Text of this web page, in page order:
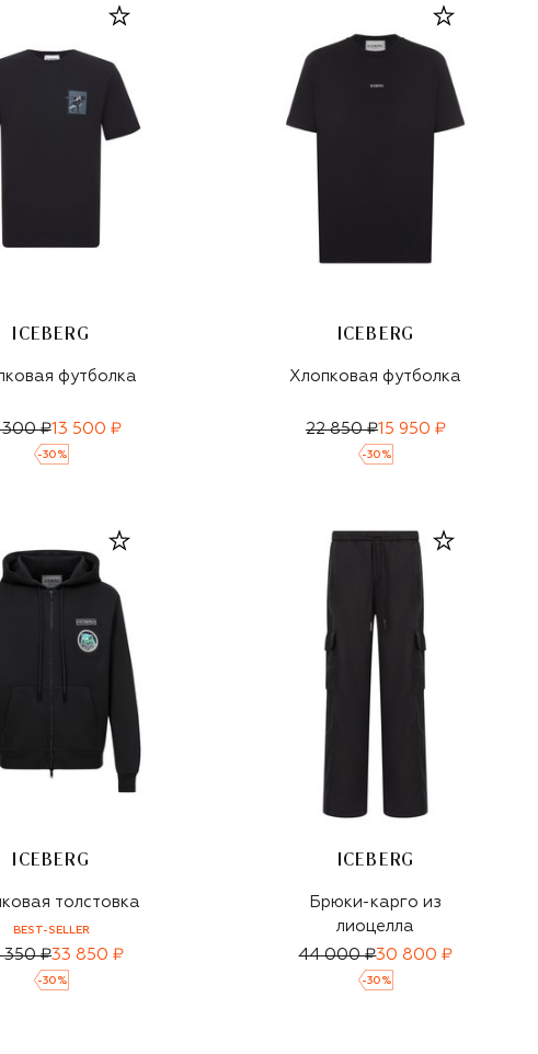
ICEBERG
футболка
300 ₽13 500 ₽
-30 %
ICEBERG
Хлопковая футболка
22 850 ₽15 950 ₽
-30 %
ICEBERG
толстовка
BEST-SELLER
350 ₽33 850 ₽
-30 %
ICEBERG
Брюки-карго из
лиоцелла
44 000 ₽30 800 ₽
-30 %